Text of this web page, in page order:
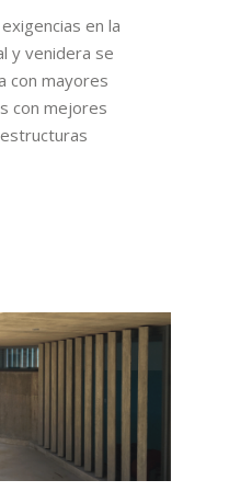
en la
y venidera se
con mayores
con mejores